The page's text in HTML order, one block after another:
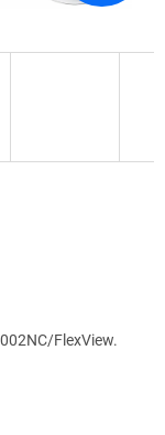
FlexView.